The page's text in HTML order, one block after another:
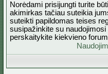
Norėdami prisijungti turite
akimirkas tačiau suteikia
suteikti papildomas teises
susipažinkite su
perskaitykite kiekvieno